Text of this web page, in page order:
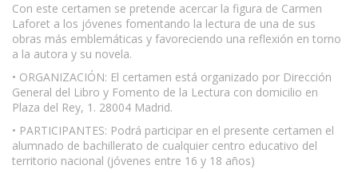
Con este certamen se pretende acercar la figura de Carmen
Laforet a los jóvenes fomentando la lectura de una de sus
obras más emblemáticas y favoreciendo una reflexión en torno
a la autora y su novela.
• ORGANIZACIÓN: El certamen está organizado por Dirección
General del Libro y Fomento de la Lectura con domicilio en
Plaza del Rey, 1. 28004 Madrid.
• PARTICIPANTES: Podrá participar en el presente certamen el
alumnado de bachillerato de cualquier centro educativo del
territorio nacional (jóvenes entre 16 y 18 años)